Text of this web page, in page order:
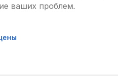
ваших проблем.